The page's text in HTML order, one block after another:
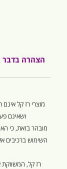
הצהרה בדבר
מוצרי רז קל
ושאינם
מובהר בזאת, כי
השימוש ברכיבים
רז קל,